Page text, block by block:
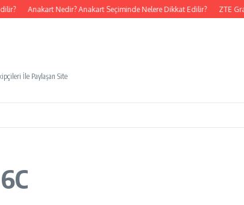
Anakart Nedir? Anakart Seçiminde Nelere Dikkat Edilir? ZTE
İle Paylaşan Site